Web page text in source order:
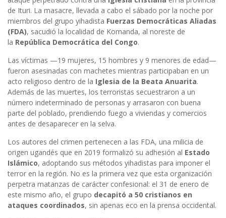
de Ituri. La masacre, llevada a cabo el sábado por la noche por
miembros del grupo yihadista Fuerzas Democráticas Aliadas
(FDA), sacudió la localidad de Komanda, al noreste de
la República Democrática del Congo.
Las víctimas —19 mujeres, 15 hombres y 9 menores de edad—
fueron asesinadas con machetes mientras participaban en un
acto religioso dentro de la Iglesia de la Beata Anuarita.
Además de las muertes, los terroristas secuestraron a un
número indeterminado de personas y arrasaron con buena
parte del poblado, prendiendo fuego a viviendas y comercios
antes de desaparecer en la selva.
Los autores del crimen pertenecen a las FDA, una milicia de
origen ugandés que en 2019 formalizó su adhesión al Estado
Islámico, adoptando sus métodos yihadistas para imponer el
terror en la región. No es la primera vez que esta organización
perpetra matanzas de carácter confesional: el 31 de enero de
este mismo año, el grupo decapitó a 50 cristianos en
ataques coordinados, sin apenas eco en la prensa occidental.